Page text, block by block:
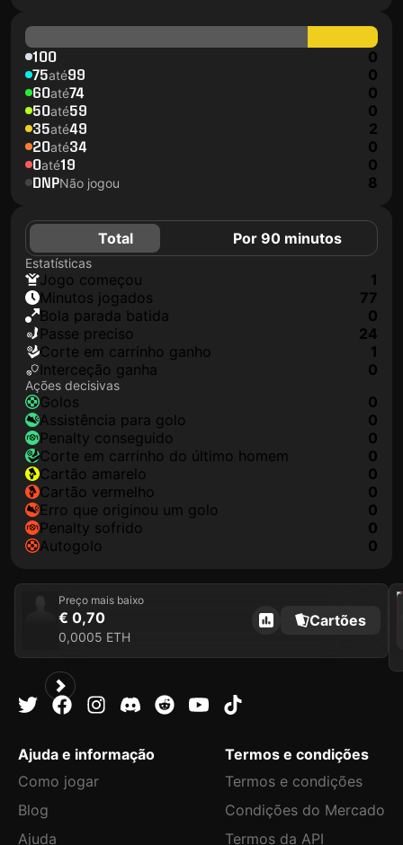
100 0
75até99 0
60até74 0
50até59 0
35até49 2
20até34 0
0até19 0
DNPNão jogou 8
Total Por 90 minutos
Estatísticas
jogo começou
1
minutos jogados
77
Bola parada batida
0
passe preciso
24
corte em carrinho ganho
1
interceção ganha
0
Ações decisivas
golos
0
assistência para golo
0
penalty conseguido
0
corte em carrinho do último homem
0
cartão amarelo
0
cartão vermelho
0
erro que originou um golo
0
penalty sofrido
0
autogolo
0
Preço mais baixo
€ 0,70
0,0005 ETH
Cartões
2023
Ajuda e informação
Como jogar
Blog
Ajuda
Termos e condições
Termos e condições
Condições do Mercado
Termos da API